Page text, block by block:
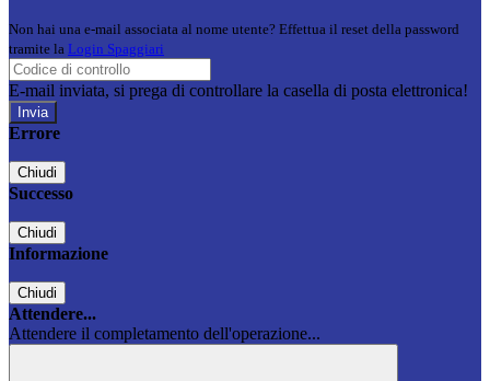
Non hai una e-mail associata al nome utente? Effettua il reset della password
tramite la Login Spaggiari
E-mail inviata, si prega di controllare la casella di posta elettronica!
Errore
Chiudi
Successo
Chiudi
Informazione
Chiudi
Attendere...
Attendere il completamento dell'operazione...